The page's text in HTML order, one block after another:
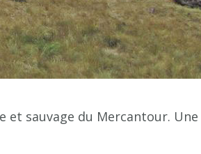
et sauvage du Mercantour.